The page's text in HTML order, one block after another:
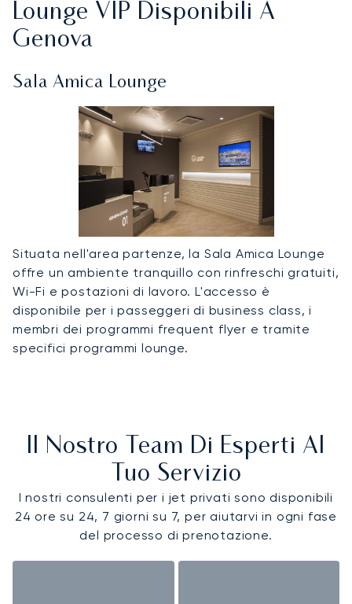
Lounge VIP Disponibili A
Genova
Sala Amica Lounge
Situata nell'area partenze, la Sala Amica Lounge
offre un ambiente tranquillo con rinfreschi gratuiti,
Wi-Fi e postazioni di lavoro. L'accesso è
disponibile per i passeggeri di business class, i
membri dei programmi frequent flyer e tramite
specifici programmi lounge.
Il Nostro Team Di Esperti Al
Tuo Servizio
I nostri consulenti per i jet privati sono disponibili
24 ore su 24, 7 giorni su 7, per aiutarvi in ogni fase
del processo di prenotazione.